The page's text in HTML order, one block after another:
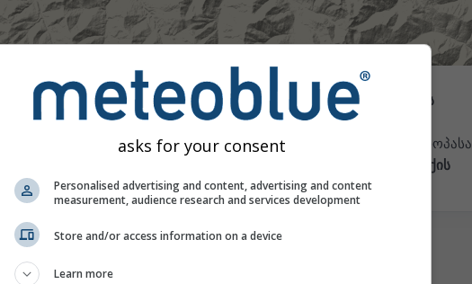
ძლიერი
Kiefersfelden-ზე. ეს ანიმაცია აჩვენებს
ნალექის
ასევე
2h პროგნოზს. ნარინჯისფერი ჯვრები ელვას
nowcast.de-ის მიერ (ხელმისაწვდომია აშშ-ში, ევროპასა
ნალექის
ტურკუზიდან წითლამდე.
პროგნოზი Kiefersfelden-თვის
asks for your consent
Personalised advertising and content, advertising and content
measurement, audience research and services development
Store and/or access information on a device
Learn more